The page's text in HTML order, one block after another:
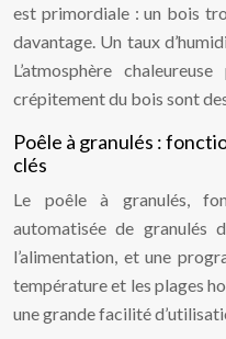
est primordiale : un bois
davantage. Un taux
L’atmosphère
crépitement du bois sont
Poêle à granulés :
clés
Le poêle à granulés,
automatisée de granulés
l’alimentation, et une
température et les plages
une grande facilité